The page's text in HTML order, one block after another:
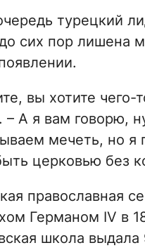
турецкий
сих пор лишена
вы хотите чего-
– А я вам говорю,
мечеть, но я
церковью без
православная
Германом IV в
школа